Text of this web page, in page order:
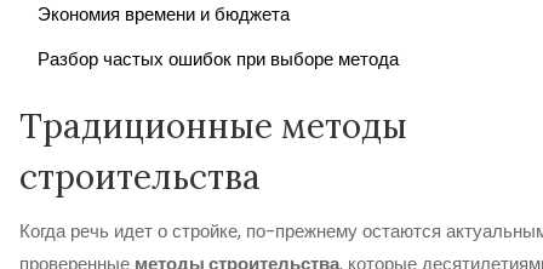
Экономия времени и бюджета
Разбор частых ошибок при выборе метода
Традиционные методы
строительства
Когда речь идет о стройке, по-прежнему остаются
проверенные методы строительства, которые